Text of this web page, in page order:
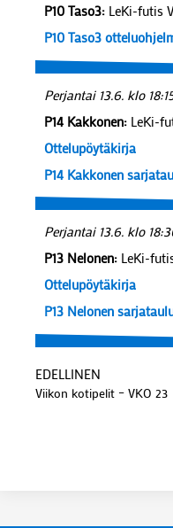
P10 Taso3: LeKi-futis
P10 Taso3
Perjantai 13.6. klo
P14 Kakkonen: LeKi-
Ottelupöytäkirja
P14 Kakkonen
Perjantai 13.6. klo
P13 Nelonen: LeKi-
Ottelupöytäkirja
P13 Nelonen
EDELLINEN
Viikon kotipelit – VKO 23